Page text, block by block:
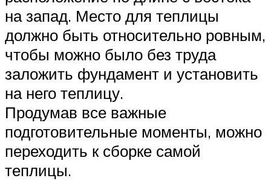
на запад. Место для теплицы
должно быть относительно ровным,
чтобы можно было без труда
заложить фундамент и установить
на него теплицу.
Продумав все важные
подготовительные моменты, можно
переходить к сборке самой
теплицы.